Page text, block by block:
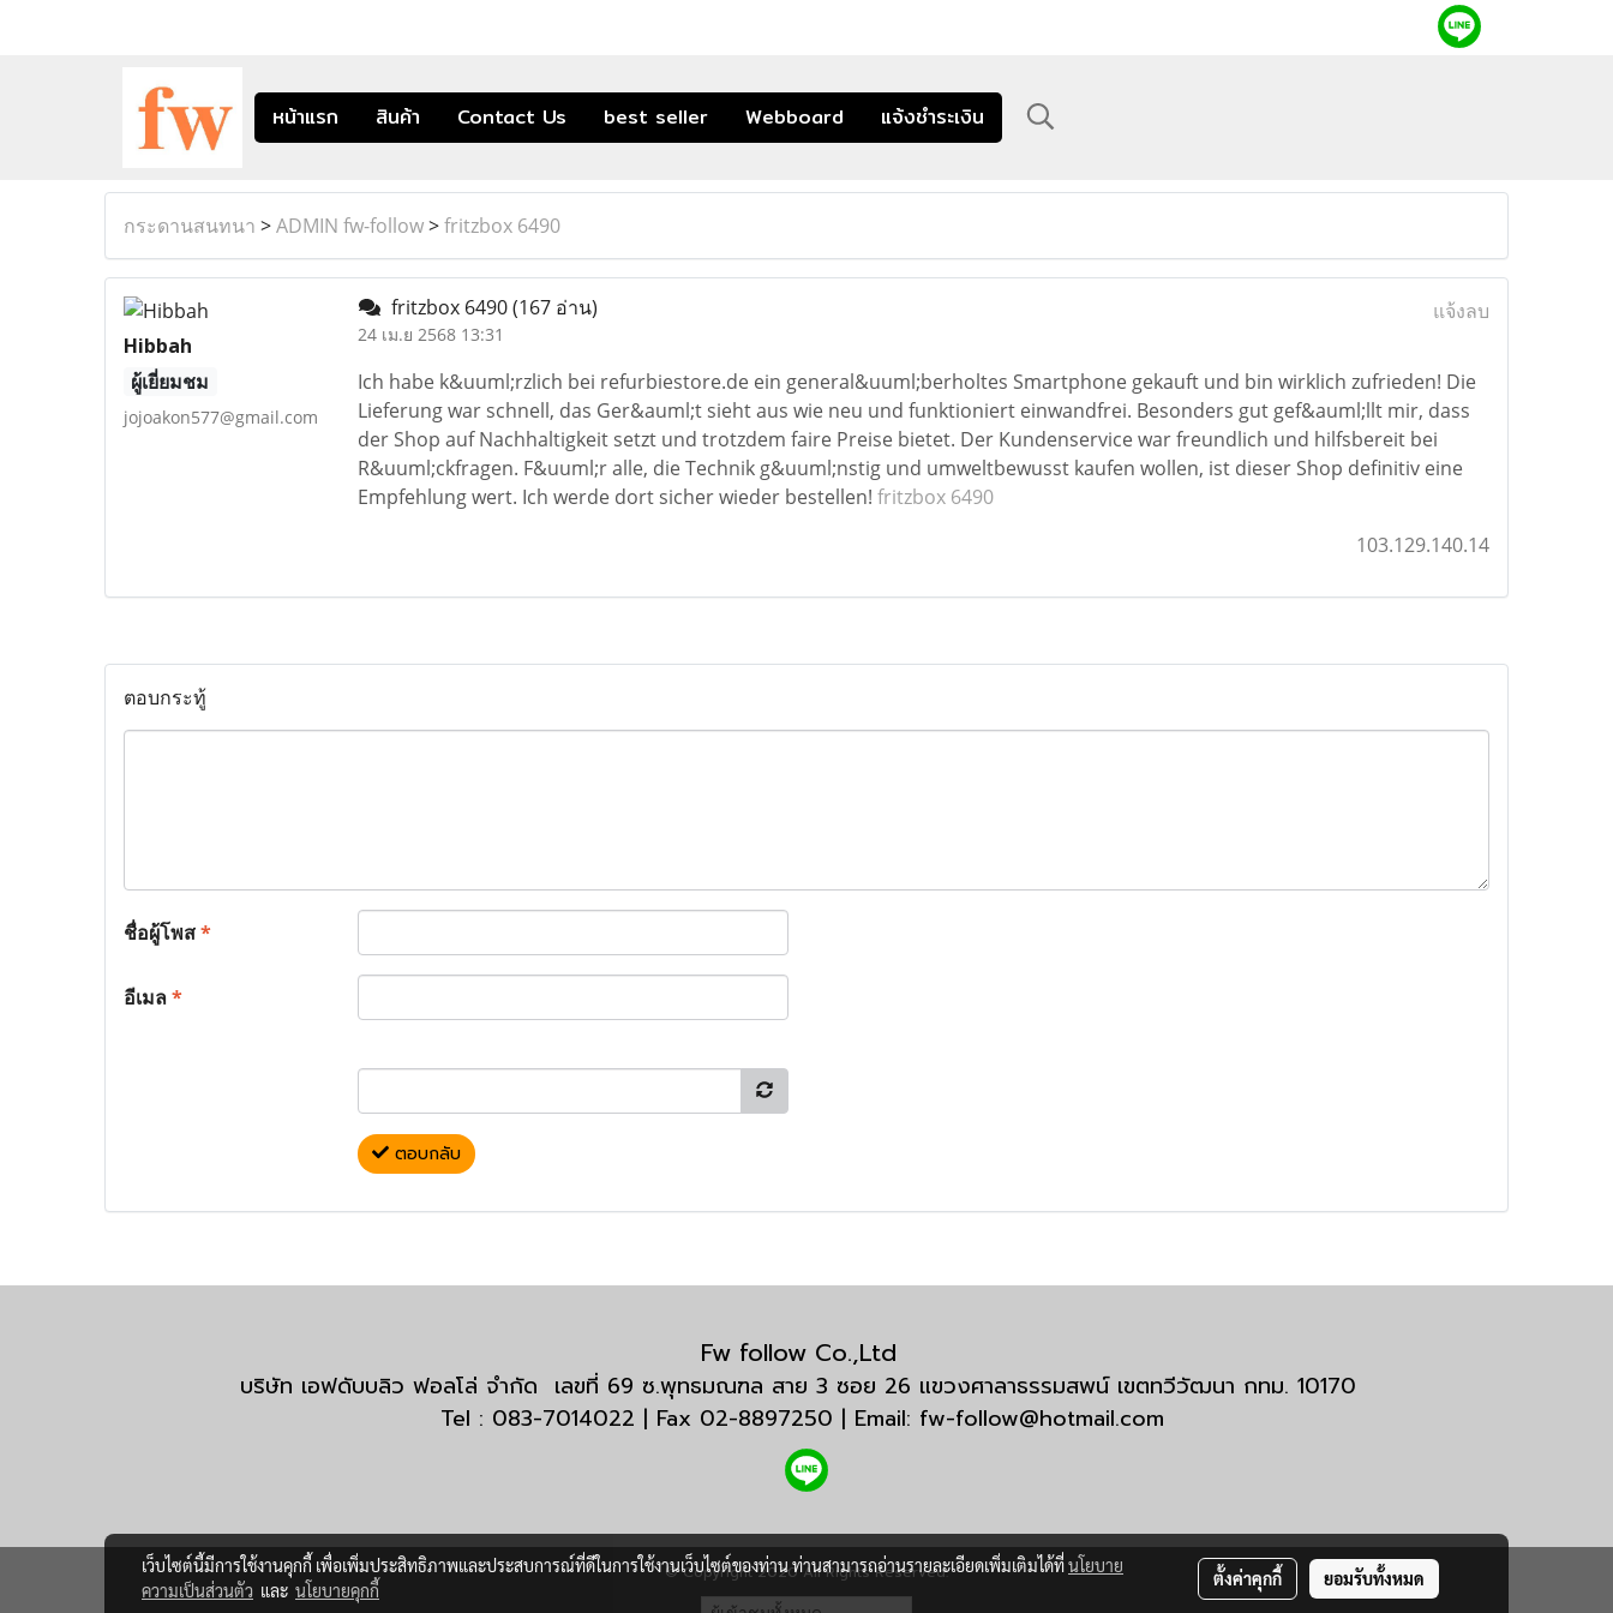
หน้าแรก สินค้า Contact Us best seller Webboard แจ้งชำระเงิน
กระดานสนทนา >ADMIN fw-follow>fritzbox 6490
Hibbah
ผู้เยี่ยมชม
jojoakon577@gmail.com
fritzbox 6490(167 อ่าน)
24 เม.ย 2568 13:31
แจ้งลบ
Ich habe k&uuml;rzlich bei refurbiestore.de ein general&uuml;berholtes Smartphone gekauft und bin wirklich zufrieden! Die
Lieferung war schnell, das Ger&auml;t sieht aus wie neu und funktioniert einwandfrei. Besonders gut gef&auml;llt mir, dass
der Shop auf Nachhaltigkeit setzt und trotzdem faire Preise bietet. Der Kundenservice war freundlich und hilfsbereit bei
R&uuml;ckfragen. F&uuml;r alle, die Technik g&uuml;nstig und umweltbewusst kaufen wollen, ist dieser Shop definitiv eine
Empfehlung wert. Ich werde dort sicher wieder bestellen! fritzbox 6490
103.129.140.14
ตอบกระทู้
ชื่อผู้โพส*
อีเมล*
ตอบกลับ
Fw follow Co.,Ltd
บริษัท เอฟดับบลิว ฟอลโล่ จำกัด เลขที่ 69 ซ.พุทธมณฑล สาย 3 ซอย 26 แขวงศาลาธรรมสพน์ เขตทวีวัฒนา กทม. 10170
Tel : 083-7014022 | Fax 02-8897250 | Email: fw-follow@hotmail.com
© Copyright 2020 All Rights Reserved.
เว็บไซต์นี้มีการใช้งานคุกกี้ เพื่อเพิ่มประสิทธิภาพและประสบการณ์ที่ดีในการใช้งานเว็บไซต์ของท่าน ท่านสามารถอ่านรายละเอียดเพิ่มเติมได้ที่นโยบาย
ความเป็นส่วนตัว และ นโยบายคุกกี้
ตั้งค่าคุกกี้ ยอมรับทั้งหมด